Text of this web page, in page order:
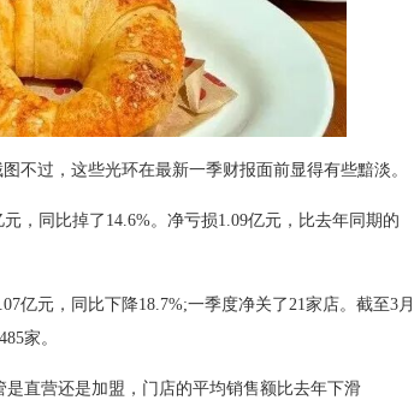
不过，这些光环在最新一季财报面前显得有些黯淡。
，同比掉了14.6%。净亏损1.09亿元，比去年同期的
亿元，同比下降18.7%;一季度净关了21家店。截至3月
家。
直营还是加盟，门店的平均销售额比去年下滑